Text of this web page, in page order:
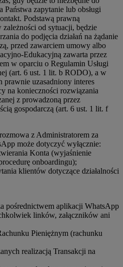
zapytanie lub obsługi
Podstawą prawną
od sytuacji, będzie
do podjęcia działań na żądanie
przed zawarciem umowy albo
Edukacyjną zawarta przez
w oparciu o Regulamin Usługi
(art. 6 ust. 1 lit. b RODO), a w
prawnie uzasadniony interes
na konieczności rozwiązania
z prowadzoną przez
gospodarczą (art. 6 ust. 1 lit. f
z Administratorem za
może dotyczyć wyłącznie:
Konta (wyjaśnienie
onboardingu);
klientów dotyczące działalności
pośrednictwem aplikacji WhatsApp
linków, załączników ani
Pieniężnym (rachunku
realizacją Transakcji na